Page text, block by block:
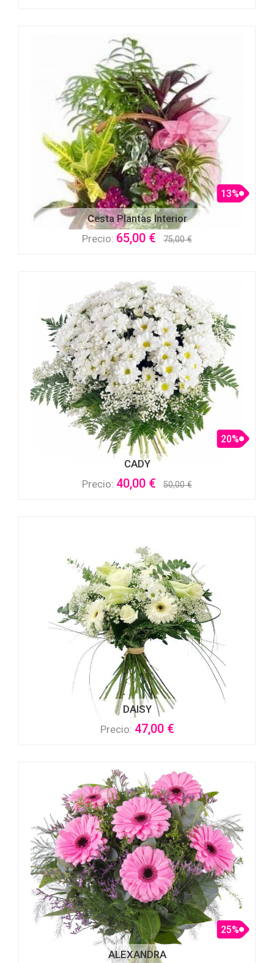
Cesta Plantas Interior
13%
Precio: 65,00 € 75,00 €
CADY
20%
Precio: 40,00 € 50,00 €
DAISY
Precio: 47,00 €
ALEXANDRA
25%